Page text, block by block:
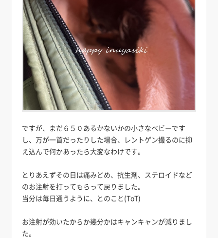
ですが、まだ６５０あるかないかの小さなベビーです
し、万が一首だったりした場合、レントゲン撮るのに抑
え込んで何かあったら大変なわけです。
とりあえずその日は痛みどめ、抗生剤、ステロイドなど
のお注射を打ってもらって戻りました。
当分は毎日通うように、とのこと(ToT)
お注射が効いたからか幾分かはキャンキャンが減りまし
た。